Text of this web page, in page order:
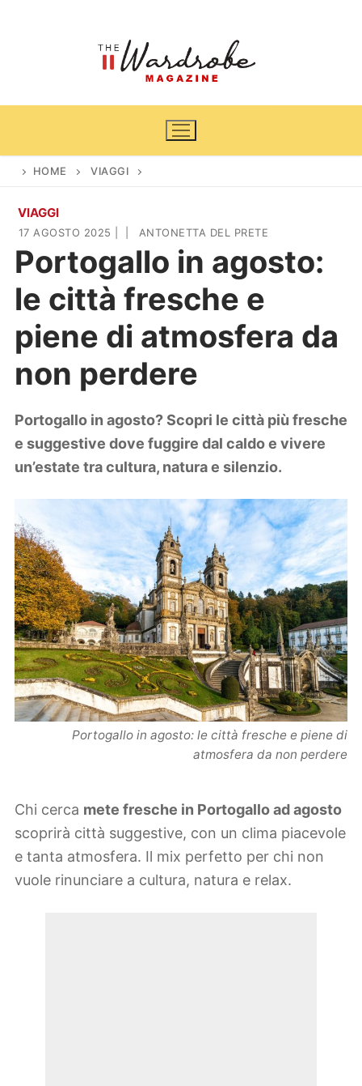
Home
News
Cinema e TV
Casa & Giardino
Arredamento
Piante e fiori
DIY
Lifestyle
Viaggi
Zodiaco
HOME VIAGGI
VIAGGI
17 AGOSTO 2025 ANTONETTA DEL PRETE
Portogallo in agosto:
le città fresche e
piene di atmosfera da
non perdere
Portogallo in agosto? Scopri le città più fresche
e suggestive dove fuggire dal caldo e vivere
un’estate tra cultura, natura e silenzio.
Portogallo in agosto: le città fresche e piene di
atmosfera da non perdere
Chi cerca mete fresche in Portogallo ad agosto
scoprirà città suggestive, con un clima piacevole
e tanta atmosfera. Il mix perfetto per chi non
vuole rinunciare a cultura, natura e relax.